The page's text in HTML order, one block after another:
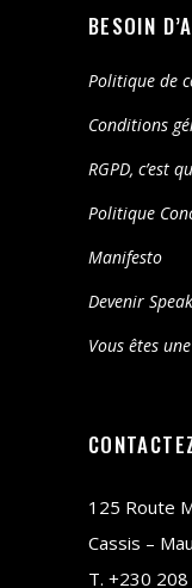
BESOIN
Politique de
Conditions
RGPD, c’est
Politique
Manifesto
Devenir
Vous êtes
125 Route
Cassis –
T. +230